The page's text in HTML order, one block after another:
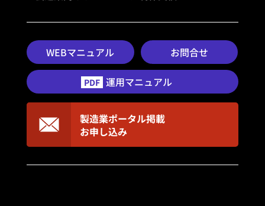
WEBマニュアル お問合せ
PDF 運用マニュアル
製造業ポータル掲載
お申し込み